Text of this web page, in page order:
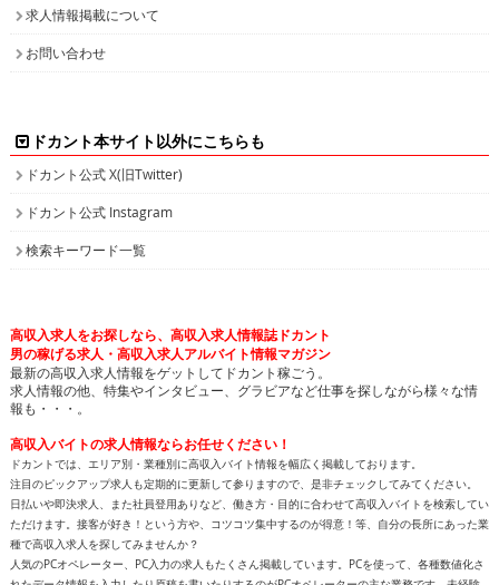
求人情報掲載について
お問い合わせ
ドカント本サイト以外にこちらも
ドカント公式 X(旧Twitter)
ドカント公式 Instagram
検索キーワード一覧
高収入求人をお探しなら、高収入求人情報誌ドカント
男の稼げる求人・高収入求人アルバイト情報マガジン
最新の高収入求人情報をゲットしてドカント稼ごう。
求人情報の他、特集やインタビュー、グラビアなど仕事を探しながら様々な情
報も・・・。
高収入バイトの求人情報ならお任せください！
ドカントでは、エリア別・業種別に高収入バイト情報を幅広く掲載しております。
注目のピックアップ求人も定期的に更新して参りますので、是非チェックしてみてください。
日払いや即決求人、また社員登用ありなど、働き方・目的に合わせて高収入バイトを検索してい
ただけます。接客が好き！という方や、コツコツ集中するのが得意！等、自分の長所にあった業
種で高収入求人を探してみませんか？
人気のPCオペレーター、PC入力の求人もたくさん掲載しています。PCを使って、各種数値化さ